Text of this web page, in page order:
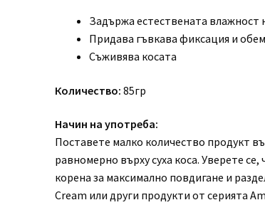
Задържа естествената влажност
Придава гъвкава фиксация и
Съживява косата
Количество: 85гр
Начин на употреба:
Поставете малко количество продукт
равномерно върху суха коса. Уверете
корена за максимално повдигане и
Cream или други продукти от серията